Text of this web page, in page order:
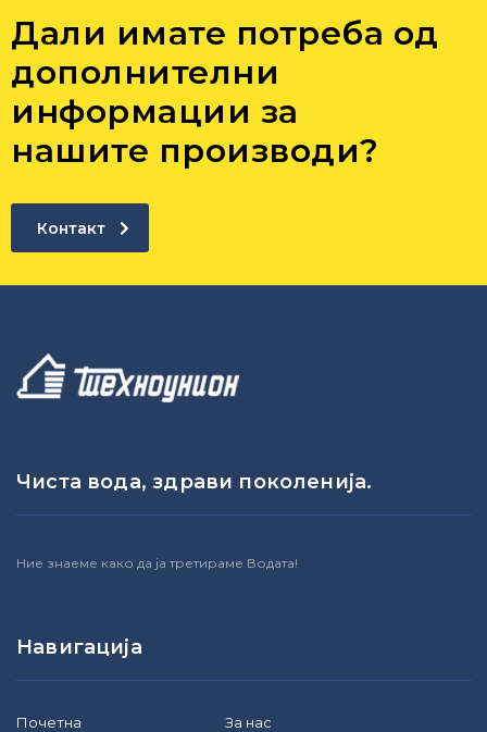
Дали имате потреба од
дополнителни
информации за
нашите производи?
Контакт
Чиста вода, здрави поколенија.
Ние знаеме како да ја третираме Водата!
Навигација
Почетна За нас